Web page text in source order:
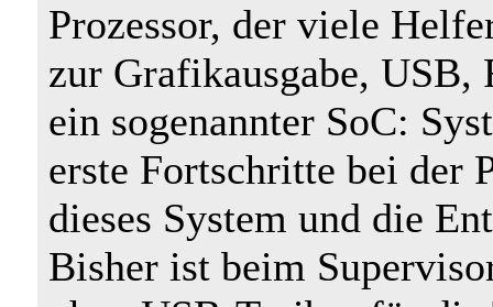
Prozessor, der viele
zur Grafikausgabe,
ein sogenannter SoC:
erste Fortschritte bei der
dieses System und die
Bisher ist beim